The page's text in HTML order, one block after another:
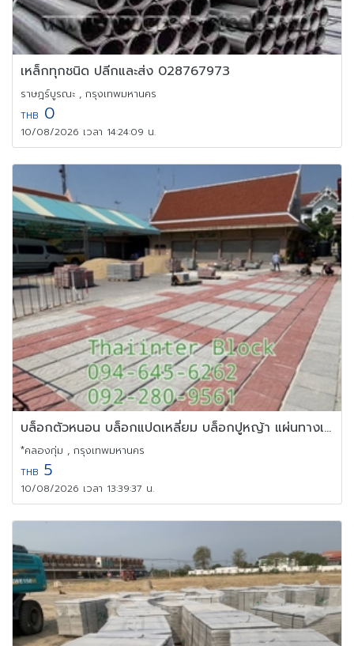
เหล็กทุกชนิด ปลีกและส่ง 028767973
ราษฎร์บูรณะ , กรุงเทพมหานคร
THB 0
10/08/2026 เวลา 14:24:09 น.
บล็อกตัวหนอน บล็อกแปดเหลี่ยม บล็อกปูหญ้า แผ่นทางเท้า
*คลองกุ่ม , กรุงเทพมหานคร
THB 5
10/08/2026 เวลา 13:39:37 น.